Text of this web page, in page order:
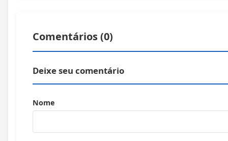
Comentários (0)
Deixe seu comentário
Nome